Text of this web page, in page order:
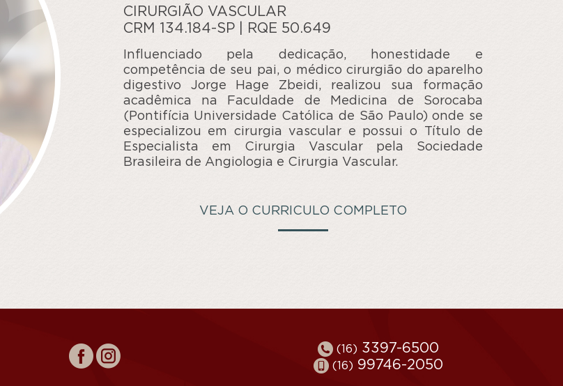
CIRURGIÃO VASCULAR
CRM 134.184-SP | RQE 50.649
Influenciado pela dedicação, honestidade e
competência de seu pai, o médico cirurgião do aparelho
digestivo Jorge Hage Zbeidi, realizou sua formação
acadêmica na Faculdade de Medicina de Sorocaba
(Pontifícia Universidade Católica de São Paulo) onde se
especializou em cirurgia vascular e possui o Título de
Especialista em Cirurgia Vascular pela Sociedade
Brasileira de Angiologia e Cirurgia Vascular.
VEJA O CURRICULO COMPLETO
(16) 3397-6500
(16) 99746-2050